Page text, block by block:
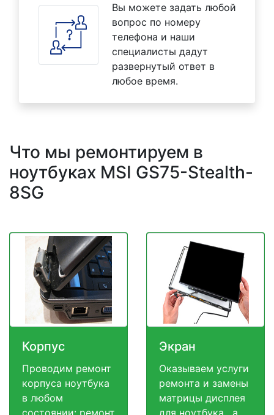
Вы можете задать любой
вопрос по номеру
телефона и наши
специалисты дадут
развернутый ответ в
любое время.
Что мы ремонтируем в
ноутбуках MSI GS75-Stealth-
8SG
Корпус
Проводим ремонт
корпуса ноутбука
в любом
Экран
Оказываем услуги
ремонта и замены
матрицы дисплея